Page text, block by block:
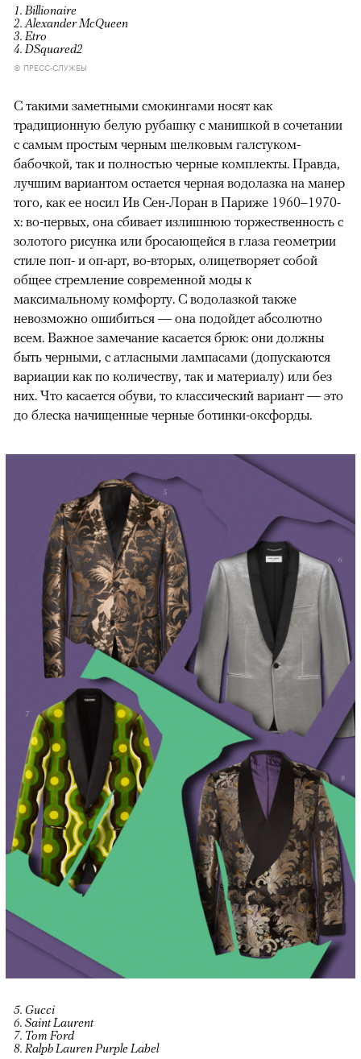
1. Billionaire
2. Alexander McQueen
3. Etro
4. DSquared2
© ПРЕСС-СЛУЖБЫ
00:00 / 00:00
С такими заметными смокингами носят как
традиционную белую рубашку с манишкой в сочетании
с самым простым черным шелковым галстуком-
бабочкой, так и полностью черные комплекты. Правда,
лучшим вариантом остается черная водолазка на манер
того, как ее носил Ив Сен-Лоран в Париже 1960–1970-
х: во-первых, она сбивает излишнюю торжественность с
золотого рисунка или бросающейся в глаза геометрии
стиле поп- и оп-арт, во-вторых, олицетворяет собой
общее стремление современной моды к
максимальному комфорту. С водолазкой также
невозможно ошибиться — она подойдет абсолютно
всем. Важное замечание касается брюк: они должны
быть черными, с атласными лампасами (допускаются
вариации как по количеству, так и материалу) или без
них. Что касается обуви, то классический вариант — это
до блеска начищенные черные ботинки-оксфорды.
5. Gucci
6. Saint Laurent
7. Tom Ford
8. Ralph Lauren Purple Label